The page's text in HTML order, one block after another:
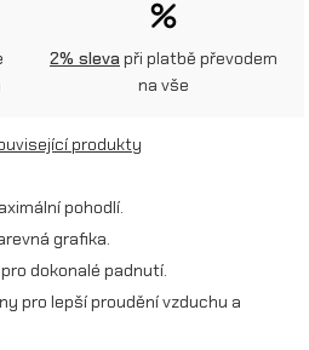
2% sleva při platbě převodem
na vše
produkty
pohodlí.
grafika.
dokonalé padnutí.
pro lepší proudění vzduchu a